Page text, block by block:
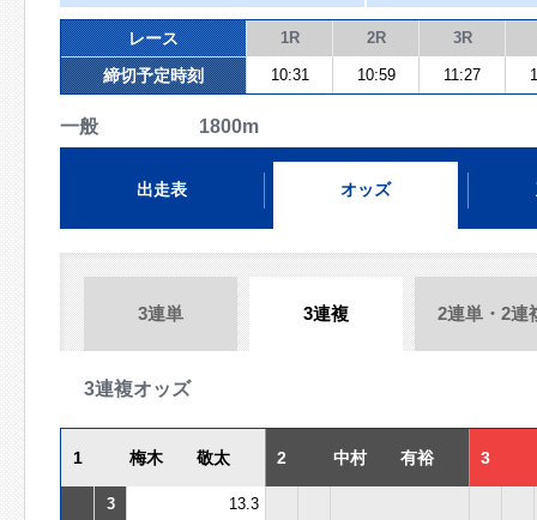
レース 1R 2R 3R
締切予定時刻 10:31 10:59 11:27
一般 1800m
出走表 オッズ
3連単 3連複 2連単・2連
3連複オッズ
1 梅木 敬太 2 中村 有裕 3
3
13.3